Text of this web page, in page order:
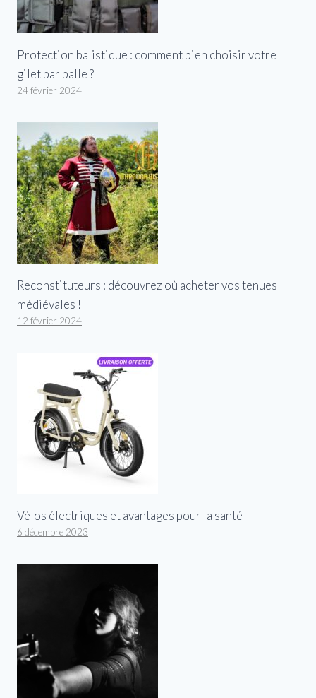
Protection balistique : comment bien choisir votre
gilet par balle ?
24 février 2024
Reconstituteurs : découvrez où acheter vos tenues
médiévales !
12 février 2024
Vélos électriques et avantages pour la santé
6 décembre 2023